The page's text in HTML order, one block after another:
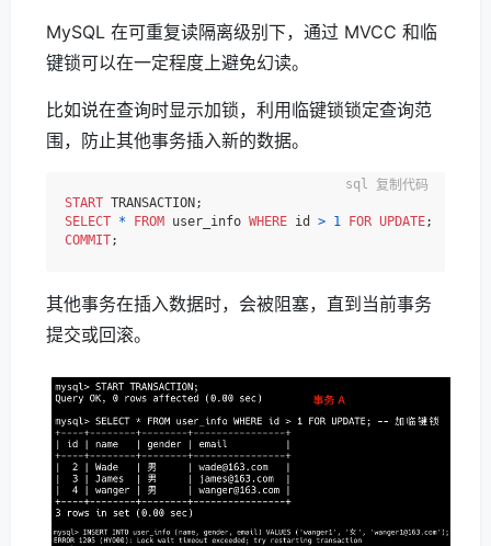
MySQL 在可重复读隔离级别下，通过 MVCC 和临
键锁可以在一定程度上避免幻读。
比如说在查询时显示加锁，利用临键锁锁定查询范
围，防止其他事务插入新的数据。
START
SELECT * FROM user_info WHERE id > 1 FOR UPDATE;
COMMIT
复制代码
其他事务在插入数据时，会被阻塞，直到当前事务
提交或回滚。